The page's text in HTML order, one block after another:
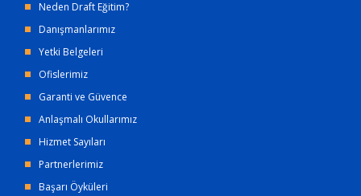
Neden Draft Eğitim?
Danışmanlarımız
Yetki Belgeleri
Ofislerimiz
Garanti ve Güvence
Anlaşmalı Okullarımız
Hizmet Sayıları
Partnerlerimiz
Başarı Öyküleri